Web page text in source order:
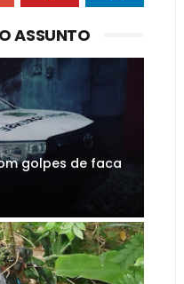
ASSUNTO
golpes de faca